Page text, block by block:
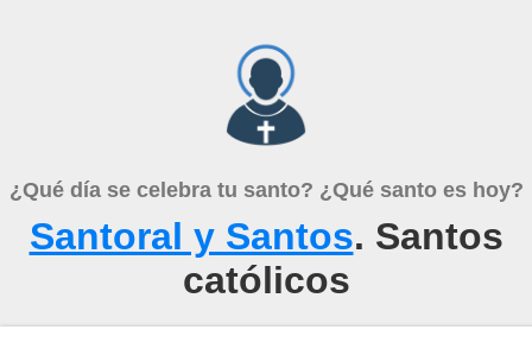
¿Qué día se celebra tu santo? ¿Qué santo es hoy?
Santoral y Santos. Santos
católicos